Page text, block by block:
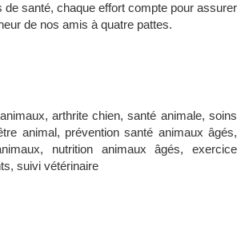
de santé, chaque effort compte pour assurer
de nos amis à quatre pattes.
arthrite chien, santé animale, soins
animal, prévention santé animaux âgés,
nutrition animaux âgés, exercice
suivi vétérinaire